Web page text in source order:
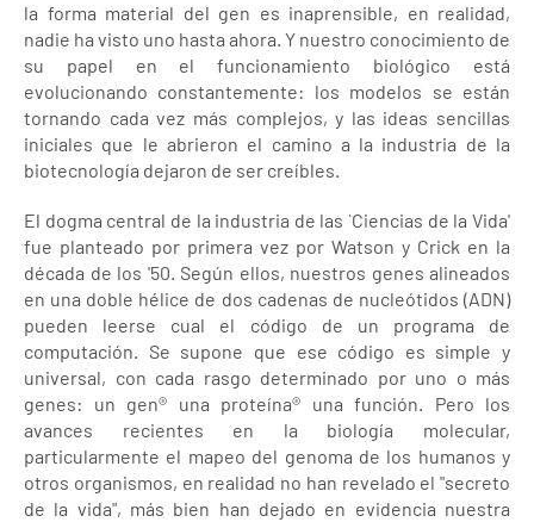
la forma material del gen es inaprensible, en realidad,
nadie ha visto uno hasta ahora. Y nuestro conocimiento de
su papel en el funcionamiento biológico está
evolucionando constantemente: los modelos se están
tornando cada vez más complejos, y las ideas sencillas
iniciales que le abrieron el camino a la industria de la
biotecnología dejaron de ser creíbles.
El dogma central de la industria de las `Ciencias de la Vida'
fue planteado por primera vez por Watson y Crick en la
década de los '50. Según ellos, nuestros genes alineados
en una doble hélice de dos cadenas de nucleótidos (ADN)
pueden leerse cual el código de un programa de
computación. Se supone que ese código es simple y
universal, con cada rasgo determinado por uno o más
genes: un gen® una proteína® una función. Pero los
avances recientes en la biología molecular,
particularmente el mapeo del genoma de los humanos y
otros organismos, en realidad no han revelado el "secreto
de la vida", más bien han dejado en evidencia nuestra